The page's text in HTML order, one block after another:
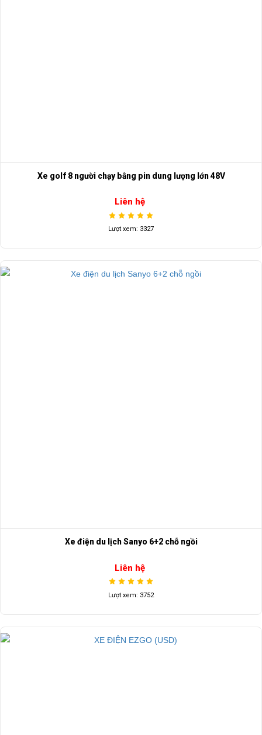
Xe golf 8 người chạy bằng pin dung lượng lớn 48V
Liên hệ
Lượt xem: 3327
Xe điện du lịch Sanyo 6+2 chỗ ngồi
Liên hệ
Lượt xem: 3752